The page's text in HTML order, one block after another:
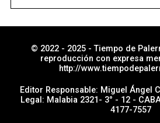
e
c
© 2022 - 2025 - Tiempo de
reproducción con expresa
http://
Editor Responsable: Miguel Ángel
Legal: Malabia 2321- 3° - 12 -
4177-7557